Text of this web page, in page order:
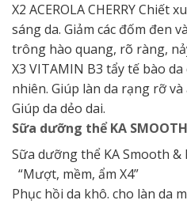
X2 ACEROLA CHERRY Chiết
sáng da. Giảm các đốm đen
trông hào quang, rõ ràng,
X3 VITAMIN B3 tẩy tế bào
nhiên. Giúp làn da rạng rỡ
Giúp da dẻo dai.
Sữa dưỡng thể KA SMOOTH
Sữa dưỡng thể KA Smooth &
“Mượt, mềm, ẩm X4”
Phục hồi da khô. cho làn da